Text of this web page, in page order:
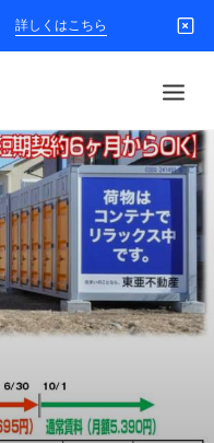
詳しくはこちら